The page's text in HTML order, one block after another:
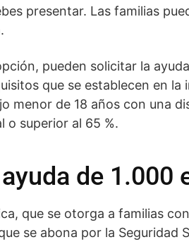
presentar. Las familias
pueden solicitar la
que se establecen en
menor de 18 años con una
o superior al 65 %.
de 1.000
que se otorga a familias
se abona por la Seguridad